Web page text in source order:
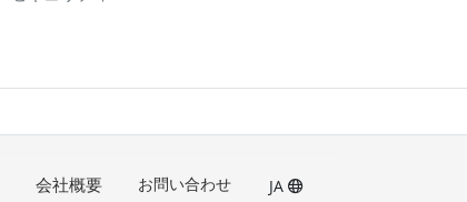
会社概要 お問い合わせ JA